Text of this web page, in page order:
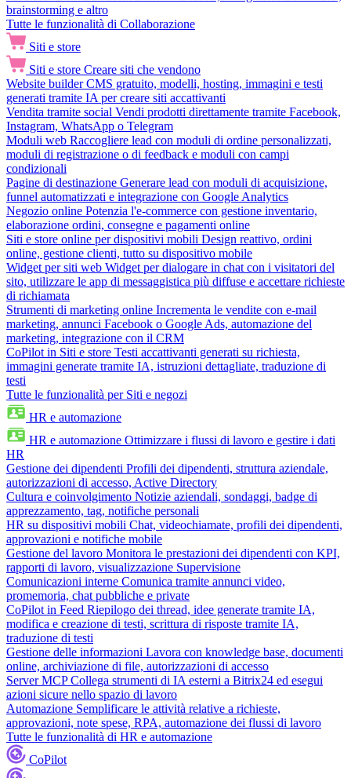
brainstorming e altro
Tutte le funzionalità di Collaborazione
Siti e store
Siti e store Creare siti che vendono
Website builder CMS gratuito, modelli, hosting, immagini e testi
generati tramite IA per creare siti accattivanti
Vendita tramite social Vendi prodotti direttamente tramite Facebook,
Instagram, WhatsApp o Telegram
Moduli web Raccogliere lead con moduli di ordine personalizzati,
moduli di registrazione o di feedback e moduli con campi
condizionali
Pagine di destinazione Generare lead con moduli di acquisizione,
funnel automatizzati e integrazione con Google Analytics
Negozio online Potenzia l'e-commerce con gestione inventario,
elaborazione ordini, consegne e pagamenti online
Siti e store online per dispositivi mobili Design reattivo, ordini
online, gestione clienti, tutto su dispositivo mobile
Widget per siti web Widget per dialogare in chat con i visitatori del
sito, utilizzare le app di messaggistica più diffuse e accettare richieste
di richiamata
Strumenti di marketing online Incrementa le vendite con e-mail
marketing, annunci Facebook o Google Ads, automazione del
marketing, integrazione con il CRM
CoPilot in Siti e store Testi accattivanti generati su richiesta,
immagini generate tramite IA, istruzioni dettagliate, traduzione di
testi
Tutte le funzionalità per Siti e negozi
HR e automazione
HR e automazione Ottimizzare i flussi di lavoro e gestire i dati
HR
Gestione dei dipendenti Profili dei dipendenti, struttura aziendale,
autorizzazioni di accesso, Active Directory
Cultura e coinvolgimento Notizie aziendali, sondaggi, badge di
apprezzamento, tag, notifiche personali
HR su dispositivi mobili Chat, videochiamate, profili dei dipendenti,
approvazioni e notifiche mobile
Gestione del lavoro Monitora le prestazioni dei dipendenti con KPI,
rapporti di lavoro, visualizzazione Supervisione
Comunicazioni interne Comunica tramite annunci video,
promemoria, chat pubbliche e private
CoPilot in Feed Riepilogo dei thread, idee generate tramite IA,
modifica e creazione di testi, scrittura di risposte tramite IA,
traduzione di testi
Gestione delle informazioni Lavora con knowledge base, documenti
online, archiviazione di file, autorizzazioni di accesso
Server MCP Collega strumenti di IA esterni a Bitrix24 ed esegui
azioni sicure nello spazio di lavoro
Automazione Semplificare le attività relative a richieste,
approvazioni, note spese, RPA, automazione dei flussi di lavoro
Tutte le funzionalità di HR e automazione
CoPilot